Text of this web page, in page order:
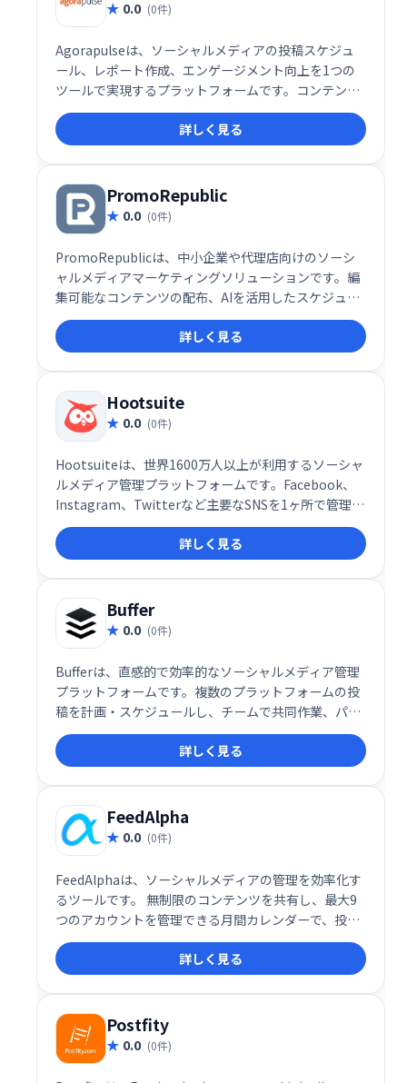
0.0 (0件)
Agorapulseは、ソーシャルメディアの投稿スケジュ
ール、レポート作成、エンゲージメント向上を1つの
ツールで実現するプラットフォームです。コンテンツ
を効率的に管理し、効果的なマーケティング戦略をサ
ポートします。フォロワーとの繋がりを深め、ビジネ
ス成長を促進しましょう。
詳しく見る
PromoRepublic
0.0 (0件)
PromoRepublicは、中小企業や代理店向けのソーシ
ャルメディアマーケティングソリューションです。編
集可能なコンテンツの配布、AIを活用したスケジュー
リング、複数クライアント/拠点の管理、ローカル広告
の実行など、効率的なコンテンツ配信ワークフローを
提供します。結果を把握しながら、効果的なソーシャ
ルメディア戦略を実現できます。
詳しく見る
Hootsuite
0.0 (0件)
Hootsuiteは、世界1600万人以上が利用するソーシャ
ルメディア管理プラットフォームです。Facebook、
Instagram、Twitterなど主要なSNSを1ヶ所で管理・
運用でき、チームでの連携もスムーズです。安全な環
境でソーシャルメディア戦略を実行し、顧客エンゲー
ジメントを高め、収益向上に貢献します。多様なデバ
イスや部門に対応し、効率的なソーシャルメディアマ
ーケティングを実現します。
詳しく見る
Buffer
0.0 (0件)
Bufferは、直感的で効率的なソーシャルメディア管理
プラットフォームです。複数のプラットフォームの投
稿を計画・スケジュールし、チームで共同作業、パフ
ォーマンス分析も可能です。直感的な操作性と、
Instagramの直接スケジューリングなど便利な機能
で、ソーシャルメディアでのエンゲージメント向上を
支援します。iOS/Androidアプリにも対応。
詳しく見る
FeedAlpha
0.0 (0件)
FeedAlphaは、ソーシャルメディアの管理を効率化す
るツールです。 無制限のコンテンツを共有し、最大9
つのアカウントを管理できる月間カレンダーで、投稿
の計画とスケジュールが可能です。 すべての投稿をま
とめて管理し、効率的なソーシャルメディア運用を実
現します。現在、無料プランを提供中です。 ぜひ
FeedAlphaで、あなたのソーシャルメディア戦略を強
化しましょう！
詳しく見る
Postfity
0.0 (0件)